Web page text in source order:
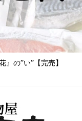
』の”い”【完売】